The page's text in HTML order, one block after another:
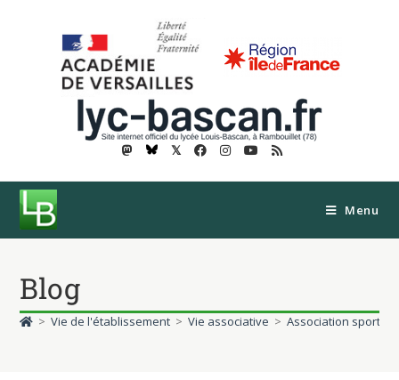
𝕏
Menu
Blog
> Vie de l'établissement > Vie associative > Association sportive